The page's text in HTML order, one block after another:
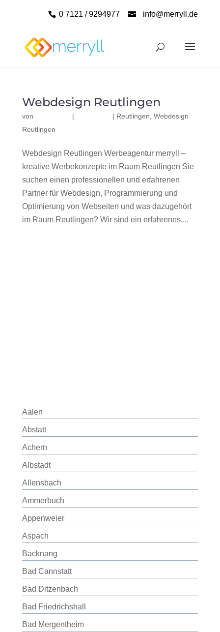
0 7121 / 9294977 info@merryll.de
Webdesign Reutlingen
von | | Reutlingen Webdesign
Reutlingen
Webdesign Reutlingen Werbeagentur merryll –
kreative Werbekonzepte im Raum Reutlingen Sie
suchen einen professionellen und erfahrenen
Partner für Webdesign, Programmierung und
Optimierung von Webseiten und was dazugehört
im Raum Reutlingen? Wir sind ein erfahrenes,...
Aalen
Abstatt
Achern
Albstadt
Allensbach
Ammerbuch
Appenweier
Aspach
Backnang
Bad Cannstatt
Bad Ditzenbach
Bad Friedrichshall
Bad Mergentheim